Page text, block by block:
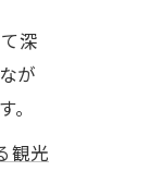
深
が
観光